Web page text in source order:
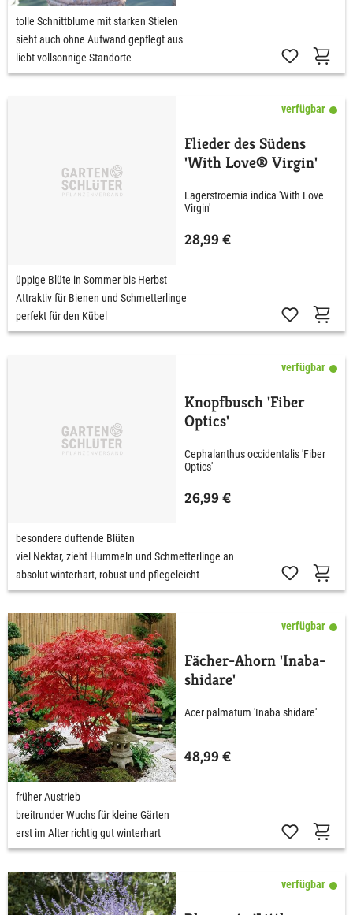
tolle Schnittblume mit starken Stielen
sieht auch ohne Aufwand gepflegt aus
liebt vollsonnige Standorte
verfügbar
Flieder des Südens
'With Love® Virgin'
Lagerstroemia indica 'With Love
Virgin'
28,99 €
üppige Blüte in Sommer bis Herbst
Attraktiv für Bienen und Schmetterlinge
perfekt für den Kübel
verfügbar
Knopfbusch 'Fiber
Optics'
Cephalanthus occidentalis 'Fiber
Optics'
26,99 €
besondere duftende Blüten
viel Nektar, zieht Hummeln und Schmetterlinge an
absolut winterhart, robust und pflegeleicht
verfügbar
Fächer-Ahorn 'Inaba-
shidare'
Acer palmatum 'Inaba shidare'
48,99 €
früher Austrieb
breitrunder Wuchs für kleine Gärten
erst im Alter richtig gut winterhart
verfügbar